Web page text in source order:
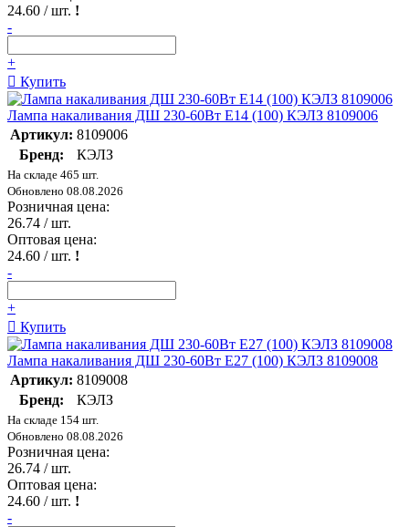
24.60 / шт. !
-
+
Купить
Лампа накаливания ДШ 230-60Вт E14 (100) КЭЛЗ 8109006
Артикул: 8109006
Бренд:
КЭЛЗ
На складе 465 шт.
Обновлено 08.08.2026
Розничная цена:
26.74 / шт.
Оптовая цена:
24.60 / шт. !
-
+
Купить
Лампа накаливания ДШ 230-60Вт E27 (100) КЭЛЗ 8109008
Артикул: 8109008
Бренд:
КЭЛЗ
На складе 154 шт.
Обновлено 08.08.2026
Розничная цена:
26.74 / шт.
Оптовая цена:
24.60 / шт. !
-